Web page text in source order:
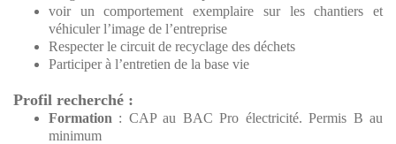
voir un comportement exemplaire sur les chantiers et
véhiculer l’image de l’entreprise
Respecter le circuit de recyclage des déchets
Participer à l’entretien de la base vie
Profil recherché :
Formation : CAP au BAC Pro électricité. Permis B au
minimum